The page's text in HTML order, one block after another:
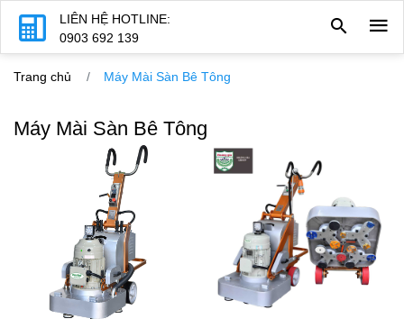
LIÊN HỆ HOTLINE:
0903 692 139
Trang chủ Máy Mài Sàn Bê Tông
Máy Mài Sàn Bê Tông